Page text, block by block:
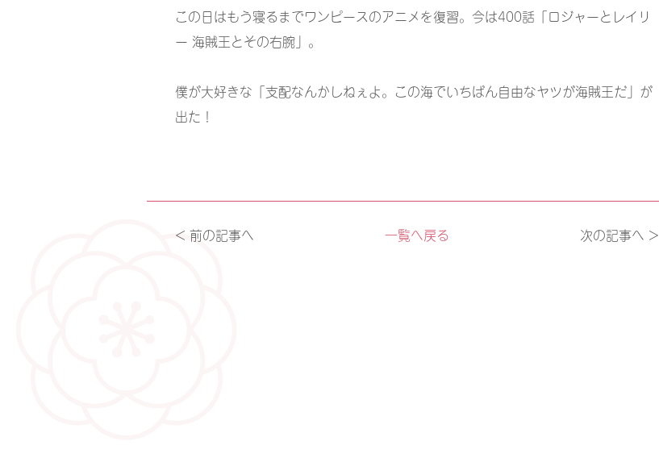
この日はもう寝るまでワンピースのアニメを復習。今は400話「ロジャーとレイリ
ー 海賊王とその右腕」。
僕が大好きな「支配なんかしねぇよ。この海でいちばん自由なヤツが海賊王だ」が
出た！
< 前の記事へ 一覧へ戻る 次の記事へ >